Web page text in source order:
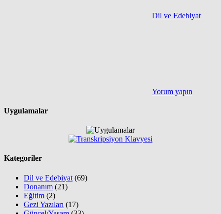
Dil ve Edebiyat
Yorum yapın
Uygulamalar
Kategoriler
Dil ve Edebiyat (69)
Donanım (21)
Eğitim (2)
Gezi Yazıları (17)